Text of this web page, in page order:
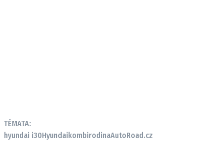
TÉMATA:
hyundai i30HyundaikombirodinaAutoRoad.cz